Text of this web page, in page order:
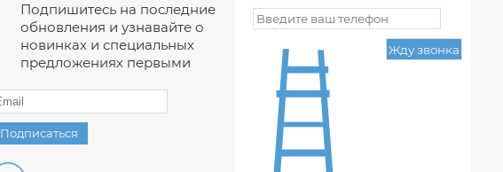
Подпишитесь на последние
обновления и узнавайте о
новинках и специальных
предложениях первыми
Подписаться